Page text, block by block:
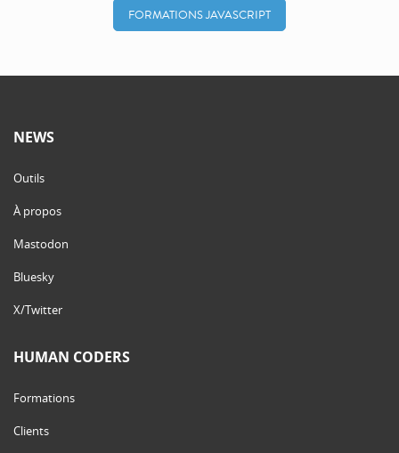
FORMATIONS JAVASCRIPT
NEWS
Outils
À propos
Mastodon
Bluesky
X/Twitter
HUMAN CODERS
Formations
Clients